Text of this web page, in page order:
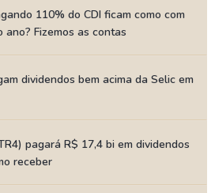
110% do CDI ficam como com
ano? Fizemos as contas
dividendos bem acima da Selic em
pagará R$ 17,4 bi em dividendos
receber